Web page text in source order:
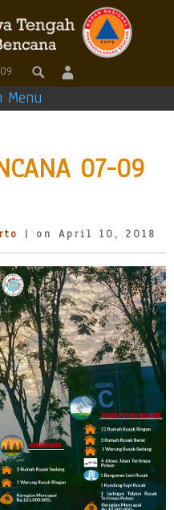
Menu
07-09
| on April 10, 2018